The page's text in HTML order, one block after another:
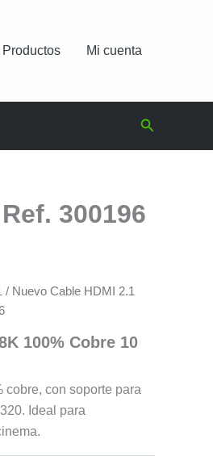
Productos Mi cuenta
Buscar
300196
/ Nuevo Cable HDMI 2.1
100% Cobre 10
cobre, con soporte para
Ideal para